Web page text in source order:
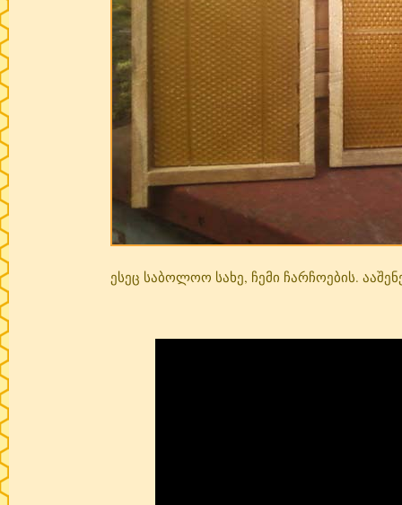
ესეც საბოლოო სახე, ჩემი ჩარჩოების.